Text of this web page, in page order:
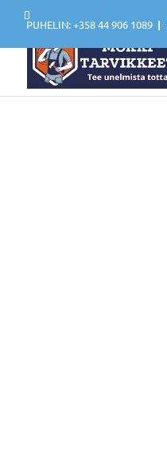
PUHELIN: +358 44 906 1089 |